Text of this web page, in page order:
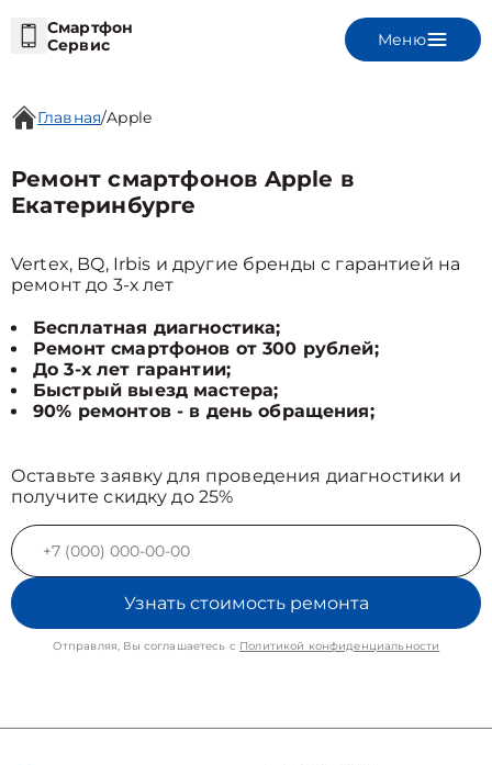
Смартфон
Сервис
Меню
Главная/Apple
Ремонт смартфонов Apple в
Екатеринбурге
Vertex, BQ, Irbis и другие бренды с гарантией на
ремонт до 3-х лет
Бесплатная диагностика;
Ремонт смартфонов от 300 рублей;
До 3-х лет гарантии;
Быстрый выезд мастера;
90% ремонтов - в день обращения;
Оставьте заявку для проведения диагностики и
получите скидку до 25%
Узнать стоимость ремонта
Отправляя, Вы соглашаетесь с Политикой конфиденциальности